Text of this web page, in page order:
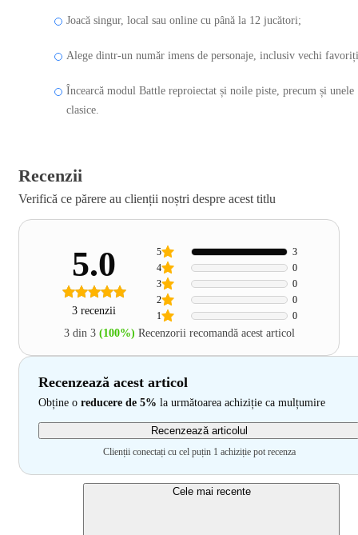
Joacă singur, local sau online cu până la 12 jucători;
Alege dintr-un număr imens de personaje, inclusiv vechi
Încearcă modul Battle reproiectat și noile piste, precum și unele
clasice.
Recenzii
Verifică ce părere au clienții noștri despre acest titlu
5.0
3 recenzii 1 0
2 0
3 0
4 0
5 3
3 din 3 (100%) Recenzorii recomandă acest articol
Recenzează acest articol
Obține o reducere de 5% la următoarea achiziție ca mulțumire
Recenzează articolul
Clienții conectați cu cel puțin 1 achiziție pot recenza
Cele mai recente